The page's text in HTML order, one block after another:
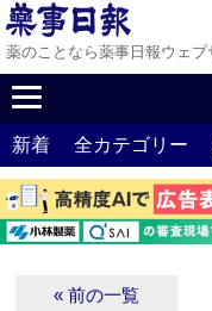
薬のことなら薬事日報ウェブ
新着 全カテゴリー
« 前の一覧